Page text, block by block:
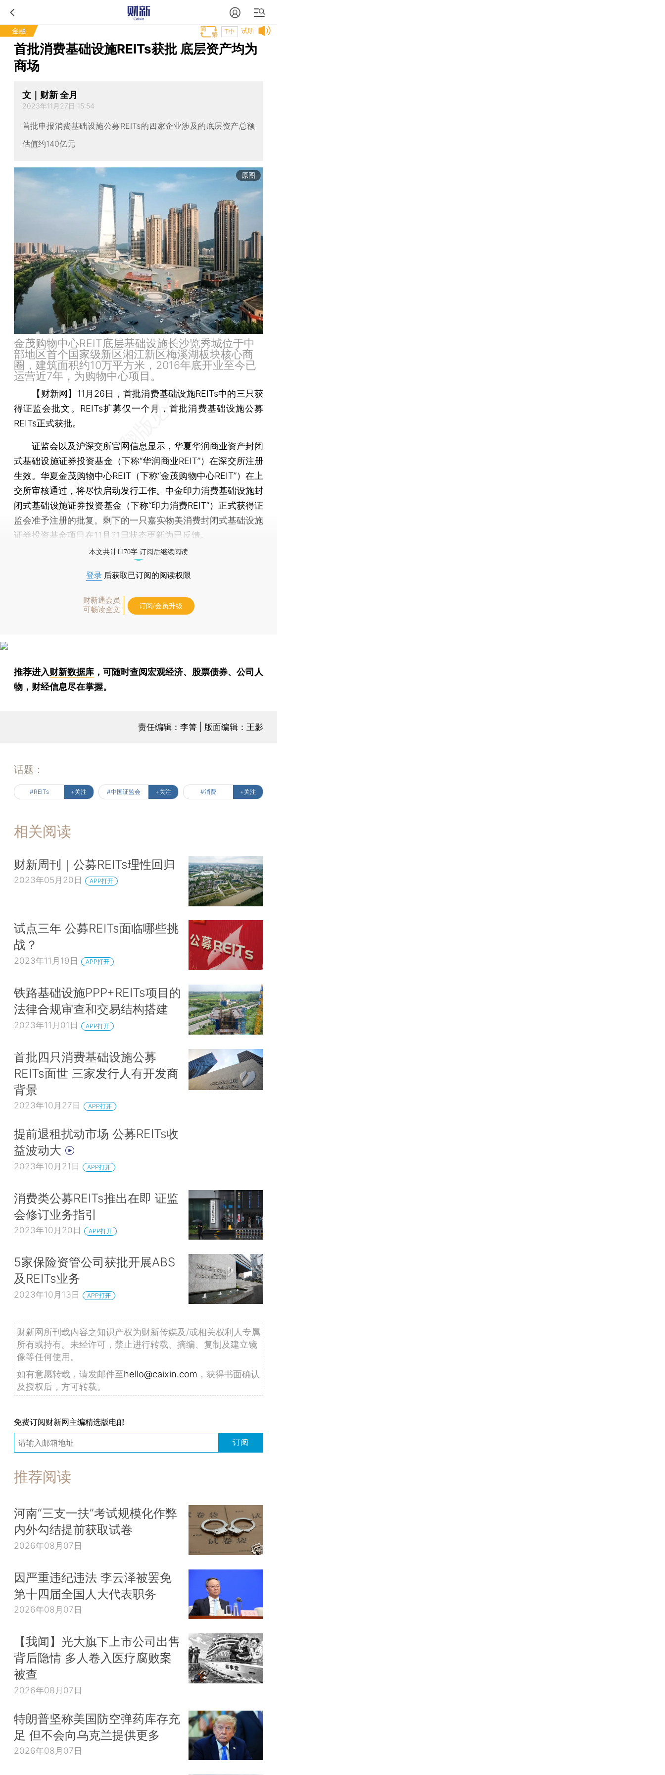
金融 试听
T中
首批消费基础设施REITs获批 底层资产均为
商场
文｜财新 全月
2023年11月27日 15:54
首批申报消费基础设施公募REITs的四家企业涉及的底层资产总额
估值约140亿元
原图
金茂购物中心REIT底层基础设施长沙览秀城位于中
部地区首个国家级新区湘江新区梅溪湖板块核心商
圈，建筑面积约10万平方米，2016年底开业至今已
运营近7年，为购物中心项目。
【财新网】 11月26日，首批消费基础设施REITs中的三只获
得证监会批文。REITs扩募仅一个月，首批消费基础设施公募
REITs正式获批。
证监会以及沪深交所官网信息显示，华夏华润商业资产封闭
式基础设施证券投资基金（下称“华润商业REIT”）在深交所注册
生效。华夏金茂购物中心REIT（下称“金茂购物中心REIT”）在上
交所审核通过，将尽快启动发行工作。中金印力消费基础设施封
闭式基础设施证券投资基金（下称“印力消费REIT”）正式获得证
监会准予注册的批复。剩下的一只嘉实物美消费封闭式基础设施
证券投资基金项目在11月21日状态更新为已反馈。
本文共计1170字 订阅后继续阅读
登录 后获取已订阅的阅读权限
财新通会员
可畅读全文
订阅/会员升级
推荐进入财新数据库 ，可随时查阅宏观经济、股票债券、公司人
物，财经信息尽在掌握。
责任编辑：李箐 | 版面编辑：王影
话题：
#REITs +关注 #中国证监会 +关注 #消费 +关注
相关阅读
财新周刊｜公募REITs理性回归
2023年05月20日 APP打开
试点三年 公募REITs面临哪些挑
战？
2023年11月19日 APP打开
铁路基础设施PPP+REITs项目的
法律合规审查和交易结构搭建
2023年11月01日 APP打开
首批四只消费基础设施公募
REITs面世 三家发行人有开发商
背景
2023年10月27日 APP打开
提前退租扰动市场 公募REITs收
益波动大
2023年10月21日 APP打开
消费类公募REITs推出在即 证监
会修订业务指引
2023年10月20日 APP打开
5家保险资管公司获批开展ABS
及REITs业务
2023年10月13日 APP打开
财新网所刊载内容之知识产权为财新传媒及/或相关权利人专属
所有或持有。未经许可，禁止进行转载、摘编、复制及建立镜
像等任何使用。
如有意愿转载，请发邮件至hello@caixin.com ，获得书面确认
及授权后，方可转载。
免费订阅财新网主编精选版电邮
订阅
推荐阅读
河南“三支一扶”考试规模化作弊
内外勾结提前获取试卷
2026年08月07日
因严重违纪违法 李云泽被罢免
第十四届全国人大代表职务
2026年08月07日
【我闻】光大旗下上市公司出售
背后隐情 多人卷入医疗腐败案
被查
2026年08月07日
特朗普坚称美国防空弹药库存充
足 但不会向乌克兰提供更多
2026年08月07日